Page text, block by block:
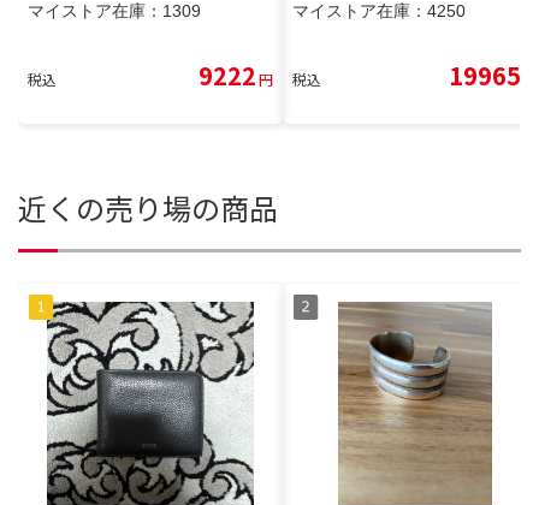
マイストア在庫： 1309
税込 9222円
マイストア在庫： 4250
税込 19965
近くの売り場の商品